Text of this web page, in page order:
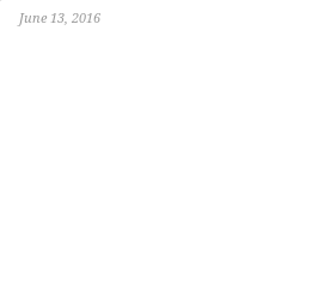
June 13, 2016